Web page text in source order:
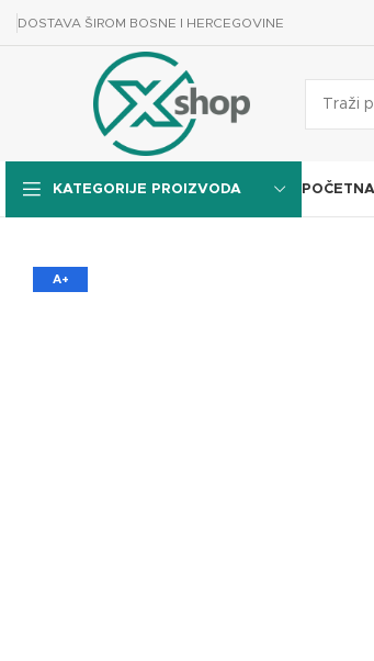
DOSTAVA ŠIROM BOSNE I HERCEGOVINE
KATEGORIJE PROIZVODA POČETNA
A+